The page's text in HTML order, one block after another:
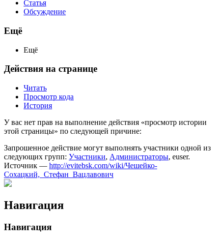
Статья
Обсуждение
Ещё
Ещё
Действия на странице
Читать
Просмотр кода
История
У вас нет прав на выполнение действия «просмотр истории
этой страницы» по следующей причине:
Запрошенное действие могут выполнять участники одной из
следующих групп: Участники, Администраторы, euser.
Источник — http://evitebsk.com/wiki/Чешейко-
Сохацкий,_Стефан_Вацлавович
Навигация
Навигация